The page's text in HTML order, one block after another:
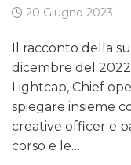
20 Giugno 2023
Il racconto della
dicembre del
Lightcap, Chief
spiegare insieme
creative officer e
corso e le…